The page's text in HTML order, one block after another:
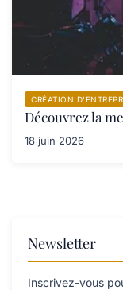
CRÉATION
Découvrez la
18 juin 2026
Newsletter
Inscrivez-vous